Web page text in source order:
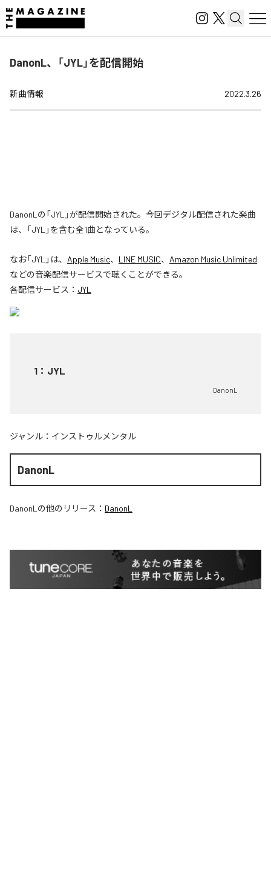
DanonL、「JYL」を配信開始
新曲情報 2022.3.26
DanonLの「JYL」が配信開始された。今回デジタル配信された楽曲
は、「JYL」を含む全1曲となっている。
なお「JYL 」は、 Apple Music、 LINE MUSIC、 Amazon Music Unlimited
などの音楽配信サービスで聴くことができる。
各配信サービス： JYL
1 ： JYL
DanonL
ジャンル： インストゥルメンタル
DanonL
DanonL の他のリリース： DanonL